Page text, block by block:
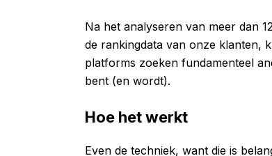
Na het analyseren van meer dan
de rankingdata van onze klanten,
platforms zoeken fundamenteel
bent (en wordt).
Hoe het werkt
Even de techniek, want die is